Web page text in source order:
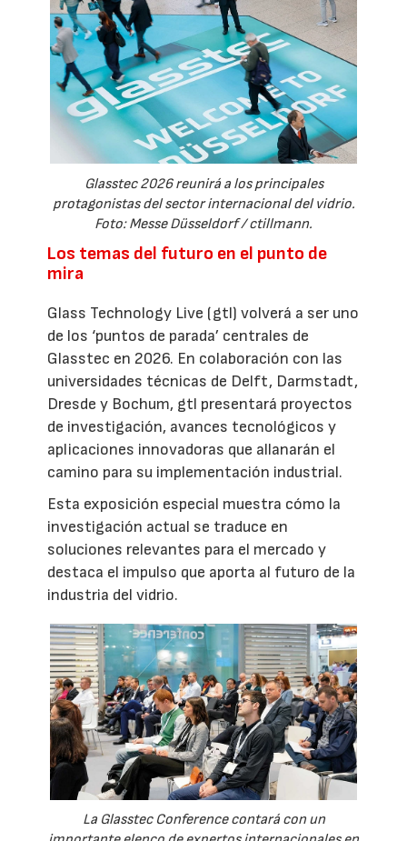
Glasstec 2026 reunirá a los principales
protagonistas del sector internacional del vidrio.
Foto: Messe Düsseldorf / ctillmann.
Los temas del futuro en el punto de
mira
Glass Technology Live (gtl) volverá a ser uno
de los ‘puntos de parada’ centrales de
Glasstec en 2026. En colaboración con las
universidades técnicas de Delft, Darmstadt,
Dresde y Bochum, gtl presentará proyectos
de investigación, avances tecnológicos y
aplicaciones innovadoras que allanarán el
camino para su implementación industrial.
Esta exposición especial muestra cómo la
investigación actual se traduce en
soluciones relevantes para el mercado y
destaca el impulso que aporta al futuro de la
industria del vidrio.
La Glasstec Conference contará con un